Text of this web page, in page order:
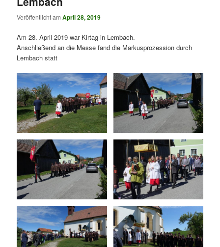
Veröffentlicht amApril 28, 2019
Am 28. April 2019 war Kirtag in Lembach.
Anschließend an die Messe fand die Markusprozession durch
Lembach statt